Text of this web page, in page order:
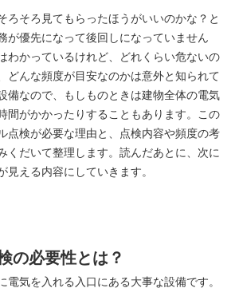
ろそろ見てもらったほうがいいのかな？と
が優先になって後回しになっていません
わかっているけれど、どれくらい危ないの
どんな頻度が目安なのかは意外と知られて
備なので、もしものときは建物全体の電気
間がかかったりすることもあります。この
点検が必要な理由と、点検内容や頻度の考
くだいて整理します。読んだあとに、次に
える内容にしていきます。
の必要性とは？
電気を入れる入口にある大事な設備です。